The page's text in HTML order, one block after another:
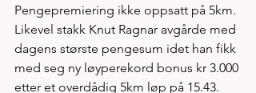
Pengepremiering ikke oppsatt på 5km.
Likevel stakk Knut Ragnar avgårde med
dagens største pengesum idet han fikk
med seg ny løyperekord bonus kr 3.000
etter et overdådig 5km løp på 15.43.